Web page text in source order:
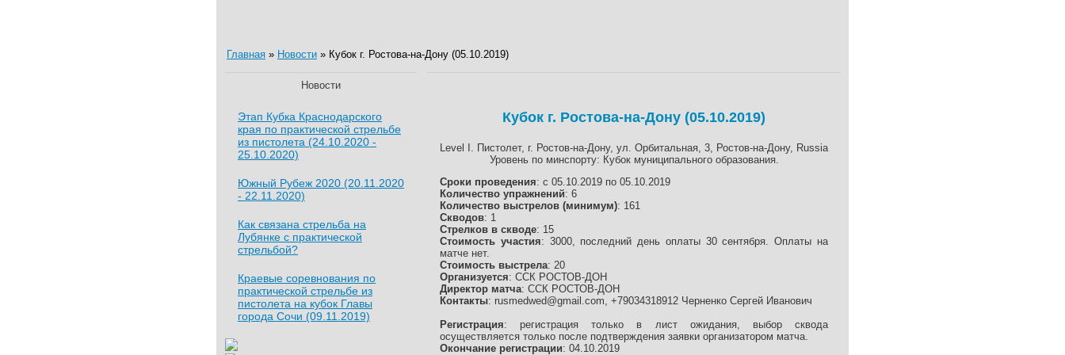
Главная » Новости » Кубок г. Ростова-на-Дону (05.10.2019)
Новости
Этап Кубка Краснодарского
края по практической стрельбе
из пистолета (24.10.2020 -
25.10.2020)
Южный Рубеж 2020 (20.11.2020
- 22.11.2020)
Как связана стрельба на
Лубянке с практической
стрельбой?
Краевые соревнования по
практической стрельбе из
пистолета на кубок Главы
города Сочи (09.11.2019)
Кубок г. Ростова-на-Дону (05.10.2019)
Level I. Пистолет, г. Ростов-на-Дону, ул. Орбитальная, 3, Ростов-на-Дону, Russia
Уровень по минспорту: Кубок муниципального образования.
Сроки проведения: с 05.10.2019 по 05.10.2019
Количество упражнений: 6
Количество выстрелов (минимум): 161
Скводов: 1
Стрелков в скводе: 15
Стоимость участия: 3000, последний день оплаты 30 сентября. Оплаты на
матче нет.
Стоимость выстрела: 20
Организуется: ССК РОСТОВ-ДОН
Директор матча: ССК РОСТОВ-ДОН
Контакты: rusmedwed@gmail.com, +79034318912 Черненко Сергей Иванович
Регистрация: регистрация только в лист ожидания, выбор сквода
осуществляется только после подтверждения заявки организатором матча.
Окончание регистрации: 04.10.2019